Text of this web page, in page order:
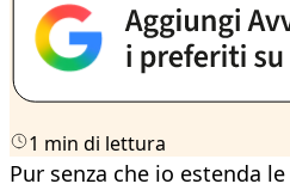
1 min di lettura
Pur senza che io estenda